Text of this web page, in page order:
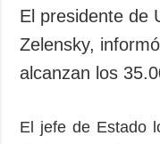
El presidente de
Zelensky,
alcanzan los
El jefe de Estado